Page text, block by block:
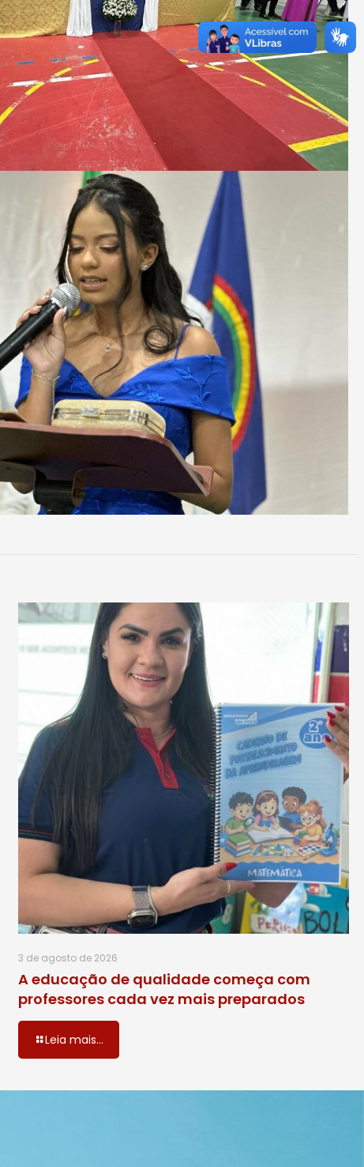
3 de agosto de 2026
A educação de qualidade começa com
professores cada vez mais preparados
Leia mais...